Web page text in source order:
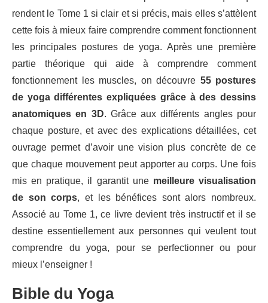
rendent le Tome 1 si clair et si précis, mais elles s’attèlent
cette fois à mieux faire comprendre comment fonctionnent
les principales postures de yoga. Après une première
partie théorique qui aide à comprendre comment
fonctionnement les muscles, on découvre 55 postures
de yoga différentes expliquées grâce à des dessins
anatomiques en 3D. Grâce aux différents angles pour
chaque posture, et avec des explications détaillées, cet
ouvrage permet d’avoir une vision plus concrète de ce
que chaque mouvement peut apporter au corps. Une fois
mis en pratique, il garantit une meilleure visualisation
de son corps, et les bénéfices sont alors nombreux.
Associé au Tome 1, ce livre devient très instructif et il se
destine essentiellement aux personnes qui veulent tout
comprendre du yoga, pour se perfectionner ou pour
mieux l’enseigner !
Bible du Yoga